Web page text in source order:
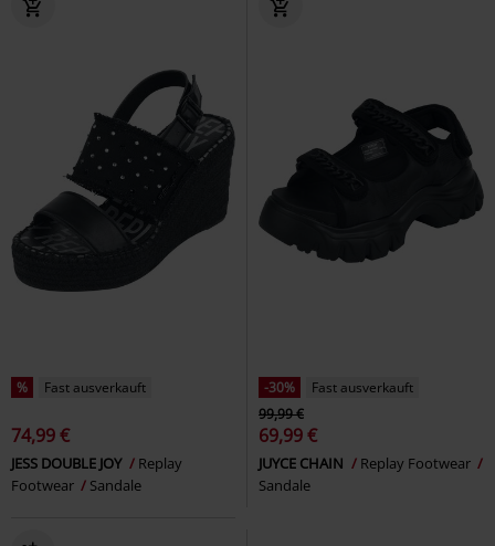
% Fast ausverkauft
74,99 €
JESS DOUBLE JOY
Replay
Footwear
Sandale
-30%
Fast ausverkauft
99,99 €
69,99 €
JUYCE CHAIN
Replay Footwear
Sandale